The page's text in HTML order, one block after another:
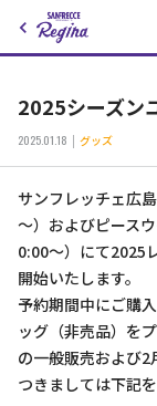
2025シーズン
2025.01.18 グッズ
サンフレッチェ広
～）およびピース
0:00～）にて2025
開始いたします。
予約期間中にご購
ッグ（非売品）を
の一般販売および
つきましては下記